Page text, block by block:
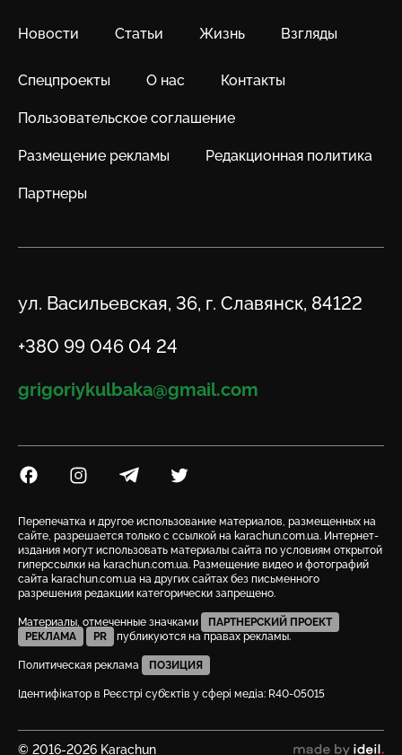
Новости Статьи Жизнь Взгляды
Спецпроекты О нас Контакты
Пользовательское соглашение
Размещение рекламы Редакционная политика
Партнеры
Адрес
ул. Васильевская, 36, г. Славянск, 84122
Телефон
+380 99 046 04 24
Email
grigoriykulbaka@gmail.com
Посилання на Facebook
Посилання на Instagram
Посилання на Telegram
Посилання на Twitter
Перепечатка и другое использование материалов, размещенных на
сайте, разрешается только с ссылкой на karachun.com.ua. Интернет-
издания могут использовать материалы сайта по условиям открытой
гиперссылки на karachun.com.ua. Размещение видео и фотографий
сайта karachun.com.ua на других сайтах без письменного
разрешения редакции категорически запрещено.
Материалы, отмеченные значками
ПАРТНЕРСКИЙ ПРОЕКТ
РЕКЛАМА
PR публикуются на правах рекламы.
Политическая реклама ПОЗИЦИЯ
Ідентифікатор в Реєстрі суб’єктів у сфері медіа: R40-05015
© 2016-2026 Karachun сделано в ideil.